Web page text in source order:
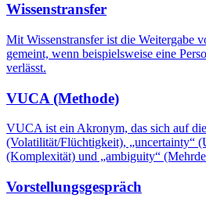
Wissenstransfer
Mit Wissenstransfer ist die Weitergabe
gemeint, wenn beispielsweise eine
verlässt.
VUCA (Methode)
VUCA ist ein Akronym, das sich auf
(Volatilität/Flüchtigkeit), „uncertainty“
(Komplexität) und „ambiguity“
Vorstellungsgespräch